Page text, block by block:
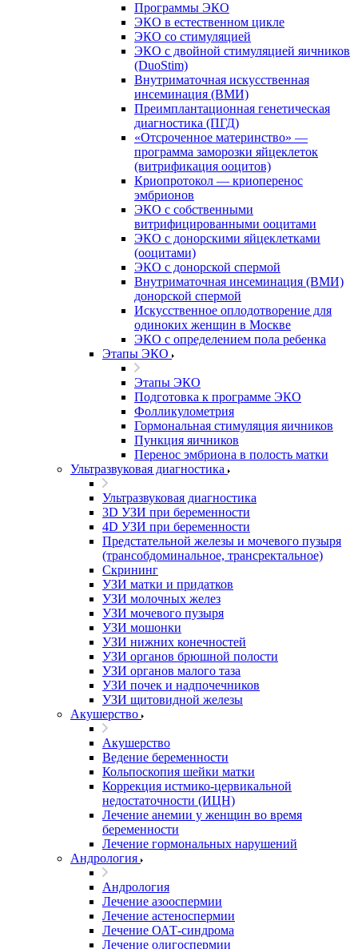
Программы ЭКО
ЭКО в естественном цикле
ЭКО со стимуляцией
ЭКО с двойной стимуляцией яичников
(DuoStim)
Внутриматочная искусственная
инсеминация (ВМИ)
Преимплантационная генетическая
диагностика (ПГД)
«Отсроченное материнство» —
программа заморозки яйцеклеток
(витрификация ооцитов)
Криопротокол — криоперенос
эмбрионов
ЭКО с собственными
витрифицированными ооцитами
ЭКО с донорскими яйцеклетками
(ооцитами)
ЭКО с донорской спермой
Внутриматочная инсеминация (ВМИ)
донорской спермой
Искусственное оплодотворение для
одиноких женщин в Москве
ЭКО с определением пола ребенка
Этапы ЭКО
Этапы ЭКО
Подготовка к программе ЭКО
Фолликулометрия
Гормональная стимуляция яичников
Пункция яичников
Перенос эмбриона в полость матки
Ультразвуковая диагностика
Ультразвуковая диагностика
3D УЗИ при беременности
4D УЗИ при беременности
Предстательной железы и мочевого пузыря
(трансобдоминальное, трансректальное)
Скрининг
УЗИ матки и придатков
УЗИ молочных желез
УЗИ мочевого пузыря
УЗИ мошонки
УЗИ нижних конечностей
УЗИ органов брюшной полости
УЗИ органов малого таза
УЗИ почек и надпочечников
УЗИ щитовидной железы
Акушерство
Акушерство
Ведение беременности
Кольпоскопия шейки матки
Коррекция истмико-цервикальной
недостаточности (ИЦН)
Лечение анемии у женщин во время
беременности
Лечение гормональных нарушений
Андрология
Андрология
Лечение азооспермии
Лечение астеноспермии
Лечение ОАТ-синдрома
Лечение олигоспермии